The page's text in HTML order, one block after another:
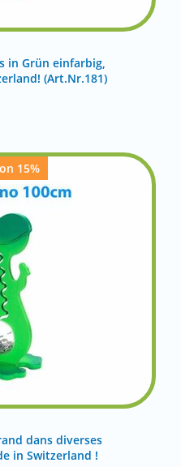
in Grün einfarbig,
(Art.Nr.181)
15%
dans diverses
in Switzerland !